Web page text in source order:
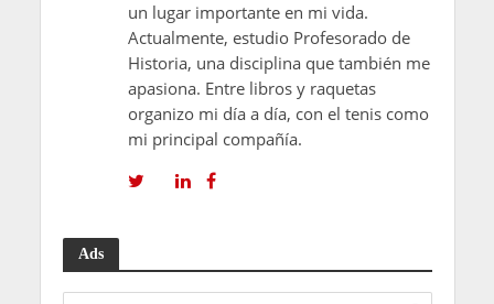
un lugar importante en mi vida.
Actualmente, estudio Profesorado de
Historia, una disciplina que también me
apasiona. Entre libros y raquetas
organizo mi día a día, con el tenis como
mi principal compañía.
Ads